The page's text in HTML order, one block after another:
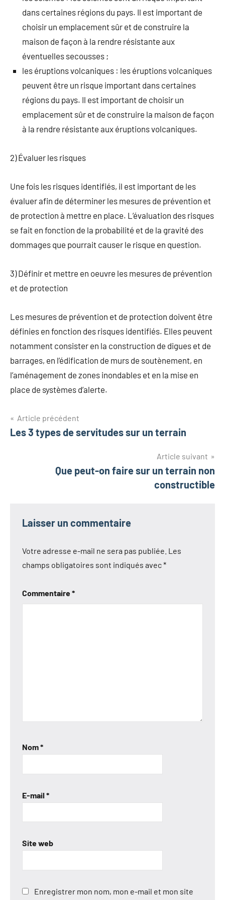
dans certaines régions du pays. Il est important de
choisir un emplacement sûr et de construire la
maison de façon à la rendre résistante aux
éventuelles secousses ;
les éruptions volcaniques : les éruptions volcaniques
peuvent être un risque important dans certaines
régions du pays. Il est important de choisir un
emplacement sûr et de construire la maison de façon
à la rendre résistante aux éruptions volcaniques.
2) Évaluer les risques
Une fois les risques identifiés, il est important de les
évaluer afin de déterminer les mesures de prévention et
de protection à mettre en place. L’évaluation des risques
se fait en fonction de la probabilité et de la gravité des
dommages que pourrait causer le risque en question.
3) Définir et mettre en oeuvre les mesures de prévention
et de protection
Les mesures de prévention et de protection doivent être
définies en fonction des risques identifiés. Elles peuvent
notamment consister en la construction de digues et de
barrages, en l’édification de murs de soutènement, en
l’aménagement de zones inondables et en la mise en
place de systèmes d’alerte.
Navigation
de
Article précédent
Les 3 types de servitudes sur un terrain
Article suivant
Que peut-on faire sur un terrain non
constructible
Laisser un commentaire
Votre adresse e-mail ne sera pas publiée. Les
champs obligatoires sont indiqués avec*
Commentaire*
Nom*
E-mail *
Site web
Enregistrer mon nom, mon e-mail et mon site